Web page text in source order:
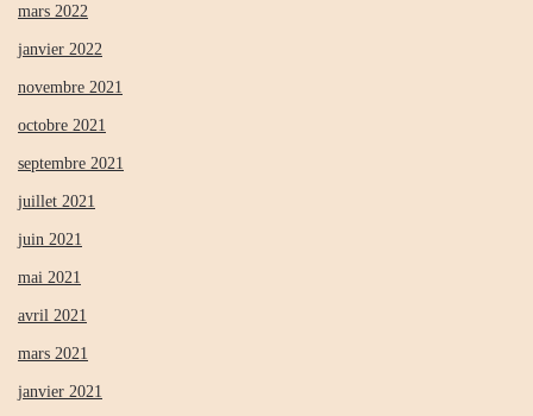
mars 2022
janvier 2022
novembre 2021
octobre 2021
septembre 2021
juillet 2021
juin 2021
mai 2021
avril 2021
mars 2021
janvier 2021